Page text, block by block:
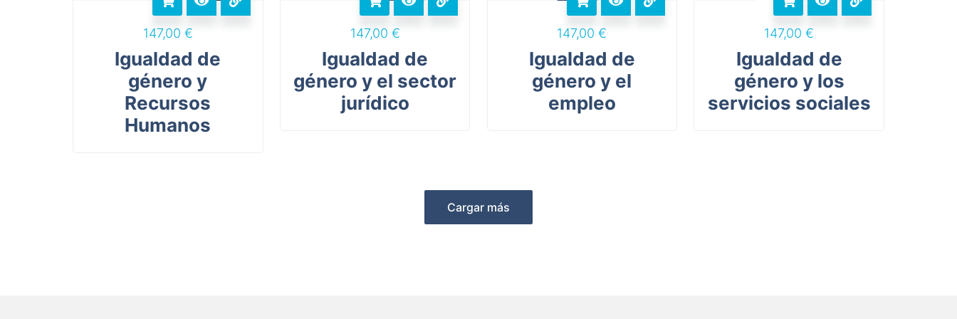
147,00 €
Igualdad de
género y
Recursos
Humanos
147,00 €
Igualdad de
género y el sector
jurídico
147,00€
Igualdad de
género y el
empleo
147,00€
Igualdad de
género y los
servicios sociales
Cargar más